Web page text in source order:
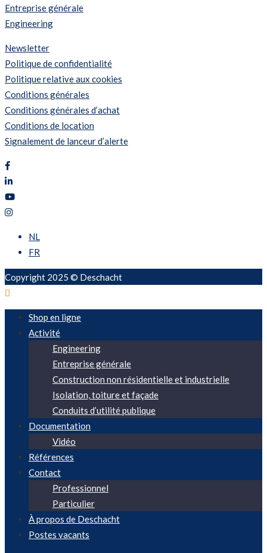
Entreprise générale
Engineering
Newsletter
Politique de confidentialité
Politique relative aux cookies
Conditions générales
Conditions générales d’achat
Conditions de location
Signalement de lanceur d’alerte
NL
FR
Copyright 2025 © Deschacht
Shop en ligne
Activité
Engineering
Entreprise générale
Construction non résidentielle et industrielle
Isolation, toiture et façade
Conduits d’utilité publique
Documentation
Vidéo
Références
Contact
Professionnel
Particulier
À propos de Deschacht
Postes vacants